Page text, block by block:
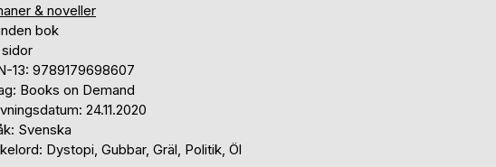
& noveller
bok
13: 9789179698607
Books on Demand
24.11.2020
Svenska
Dystopi, Gubbar, Gräl, Politik, Öl